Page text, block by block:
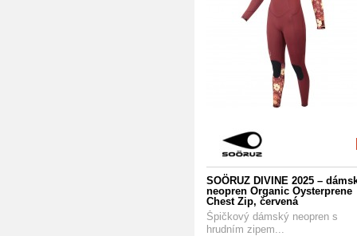
SOÖRUZ DIVINE 2025 –
neopren Organic Oysterprene
Chest Zip, červená
Špičkový dámský neopren s
hrudním zipem...